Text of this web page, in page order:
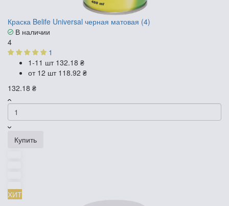
Краска Belife Universal черная матовая (4)
В наличии
4
1
1-11 шт 132.18 ₴
от 12 шт 118.92 ₴
132.18 ₴
Купить
ХИТ